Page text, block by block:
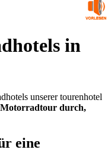
in
unserer tourenhotel
Motorradtour durch,
eine